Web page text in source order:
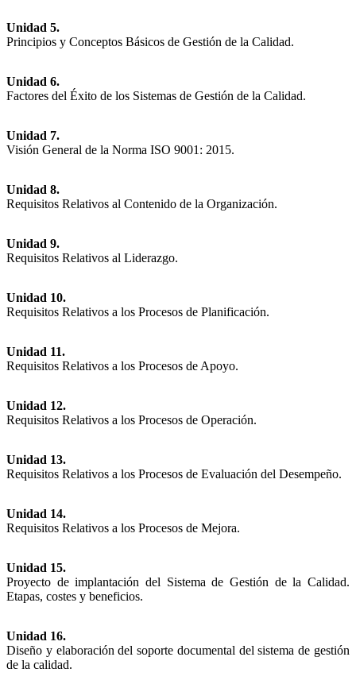
Unidad 5.
Principios y Conceptos Básicos de Gestión de la Calidad.
Unidad 6.
Factores del Éxito de los Sistemas de Gestión de la Calidad.
Unidad 7.
Visión General de la Norma ISO 9001: 2015.
Unidad 8.
Requisitos Relativos al Contenido de la Organización.
Unidad 9.
Requisitos Relativos al Liderazgo.
Unidad 10.
Requisitos Relativos a los Procesos de Planificación.
Unidad 11.
Requisitos Relativos a los Procesos de Apoyo.
Unidad 12.
Requisitos Relativos a los Procesos de Operación.
Unidad 13.
Requisitos Relativos a los Procesos de Evaluación del Desempeño.
Unidad 14.
Requisitos Relativos a los Procesos de Mejora.
Unidad 15.
Proyecto de implantación del Sistema de Gestión de la Calidad.
Etapas, costes y beneficios.
Unidad 16.
Diseño y elaboración del soporte documental del sistema de gestión
de la calidad.